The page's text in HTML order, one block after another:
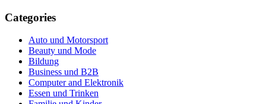
Categories
Auto und Motorsport
Beauty und Mode
Bildung
Business und B2B
Computer and Elektronik
Essen und Trinken